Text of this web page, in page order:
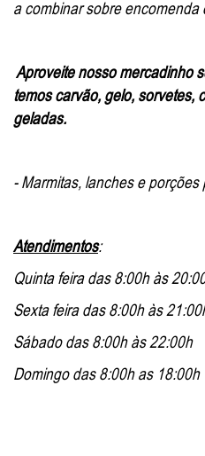
a combinar sobre encomenda
Aproveite nosso mercadinho
temos carvão, gelo, sorvetes,
geladas.
- Marmitas, lanches e porções
Atendimentos:
Quinta feira das 8:00h às
Sexta feira das 8:00h às
Sábado das 8:00h às 22:00h
Domingo das 8:00h as 18:00h